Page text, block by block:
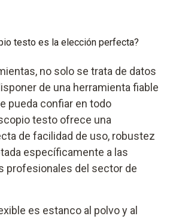
testo es la elección perfecta?
no solo se trata de datos
de una herramienta fiable
pueda confiar en todo
testo ofrece una
de facilidad de uso, robustez
específicamente a las
profesionales del sector de
es estanco al polvo y al